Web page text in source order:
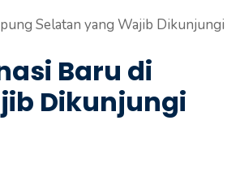
Selatan yang Wajib Dikunjungi
Baru di
Dikunjungi